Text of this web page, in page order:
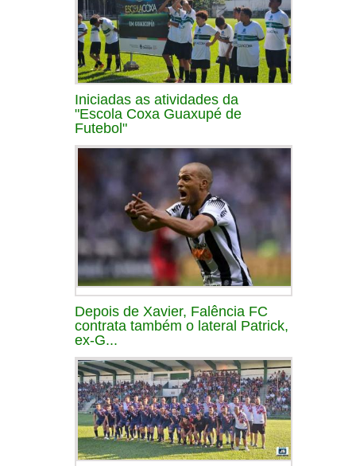
Iniciadas as atividades da
"Escola Coxa Guaxupé de
Futebol"
Depois de Xavier, Falência FC
contrata também o lateral Patrick,
ex-G...